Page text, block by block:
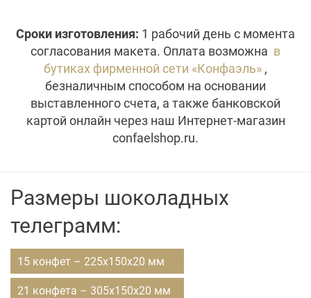
Сроки изготовления: 1 рабочий день с момента
согласования макета. Оплата возможна в
бутиках фирменной сети «Конфаэль» ,
безналичным способом на основании
выставленного счета, а также банковской
картой онлайн через наш Интернет-магазин
confaelshop.ru.
Размеры шоколадных
телеграмм:
15 конфет – 225x150x20 мм
21 конфета – 305x150x20 мм